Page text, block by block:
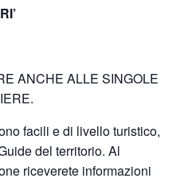
ANCHE ALLE SINGOLE
facili e di livello turistico,
del territorio. Al
riceverete informazioni